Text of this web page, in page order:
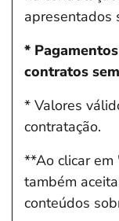
apresentados
*
contratos
* Valores
contratação.
**Ao clicar em
também
conteúdos